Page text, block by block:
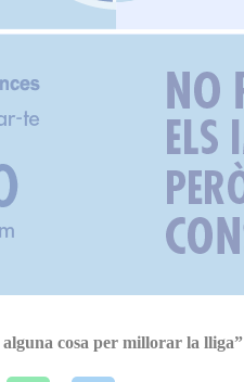
cosa per millorar la lliga”